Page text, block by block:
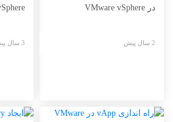
در VMware vSphere
vSphere